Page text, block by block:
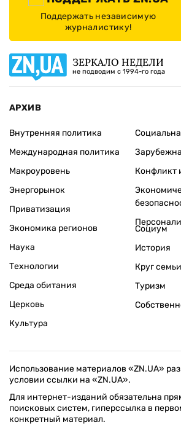
Поддержать независимую
журналистику!
ЗЕРКАЛО НЕДЕЛИ
не подводим с 1994-го года
АРХИВ
Внутренняя политика
Международная политика
Макроуровень
Энергорынок
Приватизация
Экономика регионов
Конфликт
Наука
Технологии
Среда обитания
Церковь
Культура
Социум
История
Круг семьи
Туризм
Использование материалов «ZN.UA»
условии ссылки на «ZN.UA».
Для интернет-изданий обязательна
поисковых систем, гиперссылка в
конкретный материал.